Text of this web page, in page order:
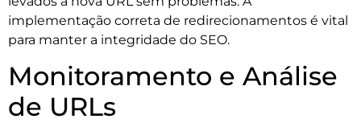
implementação correta de redirecionamentos é vital
para manter a integridade do SEO.
Monitoramento e Análise
de URLs